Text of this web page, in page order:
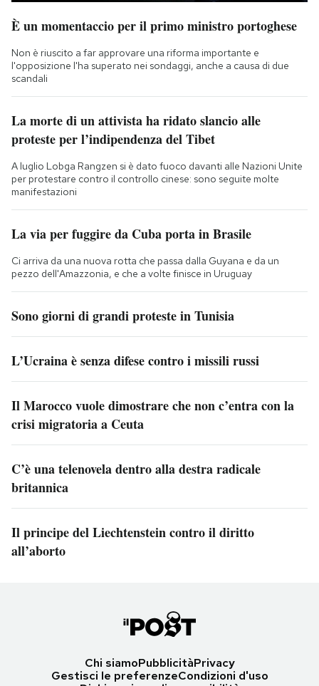
È un momentaccio per il primo ministro portoghese
Non è riuscito a far approvare una riforma importante e
l'opposizione l'ha superato nei sondaggi, anche a causa di due
scandali
La morte di un attivista ha ridato slancio alle
proteste per l’indipendenza del Tibet
A luglio Lobga Rangzen si è dato fuoco davanti alle Nazioni Unite
per protestare contro il controllo cinese: sono seguite molte
manifestazioni
La via per fuggire da Cuba porta in Brasile
Ci arriva da una nuova rotta che passa dalla Guyana e da un
pezzo dell'Amazzonia, e che a volte finisce in Uruguay
Sono giorni di grandi proteste in Tunisia
L’Ucraina è senza difese contro i missili russi
Il Marocco vuole dimostrare che non c’entra con la
crisi migratoria a Ceuta
C’è una telenovela dentro alla destra radicale
britannica
Il principe del Liechtenstein contro il diritto
all’aborto
Chi siamoPubblicitàPrivacy
Gestisci le preferenzeCondizioni d'uso